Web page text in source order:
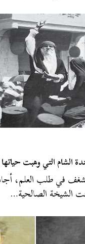
الشام التي وهبت
في طلب العلم،
الشيخة الصالحية…